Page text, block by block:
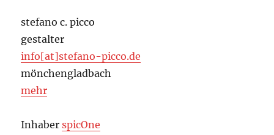
stefano c. picco
gestalter
info[at]stefano-picco.de
mönchengladbach
mehr
InhaberspicOne